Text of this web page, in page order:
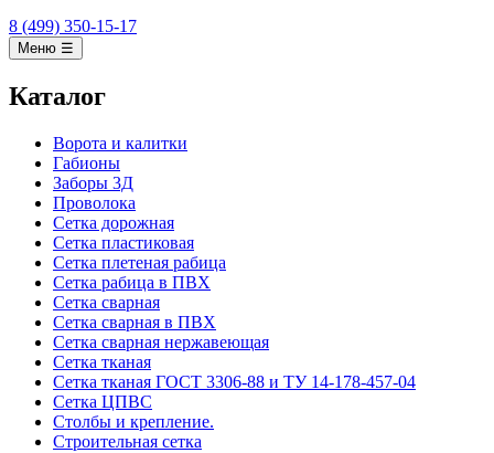
8 (499) 350-15-17
Меню ☰
Каталог
Ворота и калитки
Габионы
Заборы 3Д
Проволока
Сетка дорожная
Сетка пластиковая
Сетка плетеная рабица
Сетка рабица в ПВХ
Сетка сварная
Сетка сварная в ПВХ
Сетка сварная нержавеющая
Сетка тканая
Сетка тканая ГОСТ 3306-88 и ТУ 14-178-457-04
Сетка ЦПВС
Столбы и крепление.
Строительная сетка